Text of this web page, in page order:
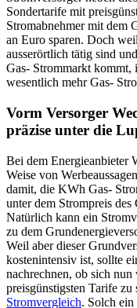
Sondertarife mit
Stromabnehmer mit dem
an Euro sparen. Doch
ausserörtlich tätig sind
Gas- Strommarkt kommt,
wesentlich mehr Gas-
Vorm Versorger
präzise unter die
Bei dem Energieanbieter
Weise von
damit, die KWh Gas-
unter dem Strompreis
Natürlich kann ein
zu dem
Weil aber dieser
kostenintensiv ist, sollte
nachrechnen, ob sich
preisgünstigsten Tarife
Stromvergleich. Solch ein